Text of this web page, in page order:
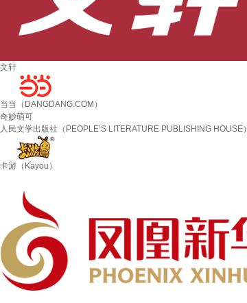
文轩
当当（DANGDANG.COM）
奇妙萌可
人民文学出版社（PEOPLE’S LITERATURE PUBLISHING HOUSE）
卡游（Kayou）